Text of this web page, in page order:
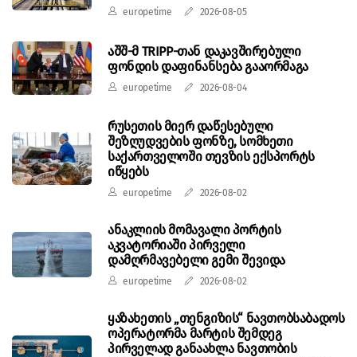
europetime 2026-08-05
აშშ-მ TRIPP-თან დაკავშირებული
ფონდის დაფინანსება გააორმაგა
europetime 2026-08-04
რუსეთის მიერ დაწესებული
შეზღუდვების ფონზე, სომხეთი
საქართველოში თევზის ექსპორტს
იწყებს
europetime 2026-08-02
ანაკლიის მომავალი პორტის
აკვატორიაში პირველი
დამღრმავებელი გემი შევიდა
europetime 2026-08-02
ყაზახეთის „თენგიზის“ ნავთობსაბადოს
ოპერატორმა მარტის შემდეგ
პირველად განაახლა ნავთობის